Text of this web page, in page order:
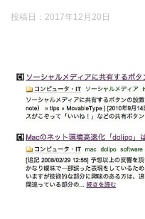
投稿日： 2017年12月20日